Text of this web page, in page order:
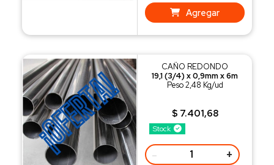
Agregar
Stock
CAÑO REDONDO
19,1 (3/4) x 0,9mm x 6m
Peso 2,48 Kg/ud
$ 7.401,68
- +